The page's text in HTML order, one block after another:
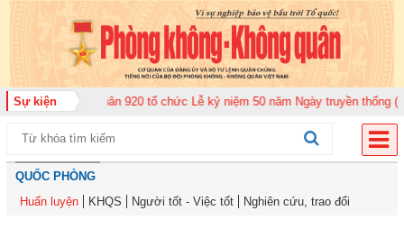
Sự kiện
đoàn Không quân 920 tổ chức Lễ kỷ niệm 50 năm Ngày truyền thống (12-11-
QUỐC PHÒNG
Huấn luyện
KHQS Người tốt - Việc tốt Nghiên cứu, trao đổi